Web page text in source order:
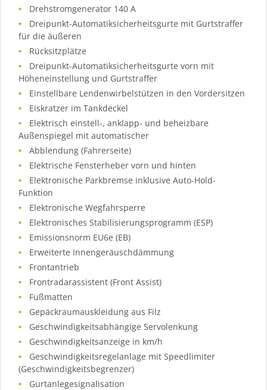
Drehstromgenerator 140 A
Dreipunkt-Automatiksicherheitsgurte mit Gurtstraffer
für die äußeren
Rücksitzplätze
Dreipunkt-Automatiksicherheitsgurte vorn mit
Höheneinstellung und Gurtstraffer
Einstellbare Lendenwirbelstützen in den Vordersitzen
Eiskratzer im Tankdeckel
Elektrisch einstell-, anklapp- und beheizbare
Außenspiegel mit automatischer
Abblendung (Fahrerseite)
Elektrische Fensterheber vorn und hinten
Elektronische Parkbremse inklusive Auto-Hold-
Funktion
Elektronische Wegfahrsperre
Elektronisches Stabilisierungsprogramm (ESP)
Emissionsnorm EU6e (EB)
Erweiterte Innengeräuschdämmung
Frontantrieb
Frontradarassistent (Front Assist)
Fußmatten
Gepäckraumauskleidung aus Filz
Geschwindigkeitsabhängige Servolenkung
Geschwindigkeitsanzeige in km/h
Geschwindigkeitsregelanlage mit Speedlimiter
(Geschwindigkeitsbegrenzer)
Gurtanlegesignalisation